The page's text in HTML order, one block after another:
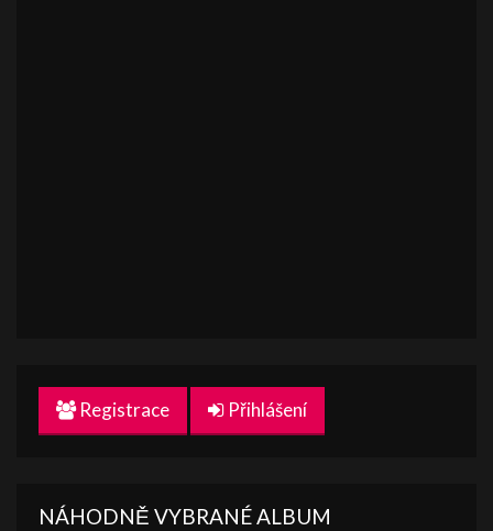
Registrace Přihlášení
NÁHODNĚ VYBRANÉ ALBUM